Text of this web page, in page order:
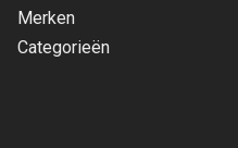
Merken
Categorieën